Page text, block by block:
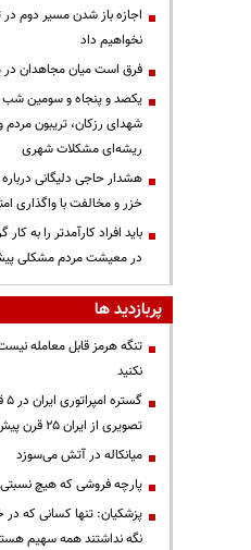
اجازه باز شدن مسیر دوم در
نخواهیم داد
فرق است میان مجاهدان در
یکصد و پنجاه و سومین
شهدای رزکان، تریبون
ریشه‌ای مشکلات شهری
هشدار حاجی دلیگانی
خزر و مخالفت با واگذاری
باید افراد کارآمدتر را به
در معیشت مردم مشکلی
پربازدید ها
تنگه هرمز قابل معامله نیست
نکنید
تصویری از ایران ۲۵ قرن پیش
میانکاله در آتش می‌سوزد
پارچه فروشی که هیچ نسبتی
پزشکیان: تنها کسانی که در
نگه نداشتند همه سهیم